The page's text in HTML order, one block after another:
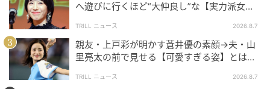
へ遊びに行くほど“大仲良し”な【実力派女
TRILL ニュース 2026.8.7
親友・上戸彩が明かす蒼井優の素顔→夫・山
里亮太の前で見せる【可愛すぎる姿】とは？
TRILL ニュース 2026.8.7